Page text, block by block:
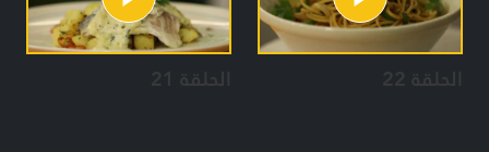
الحلقة 22 الحلقة 21